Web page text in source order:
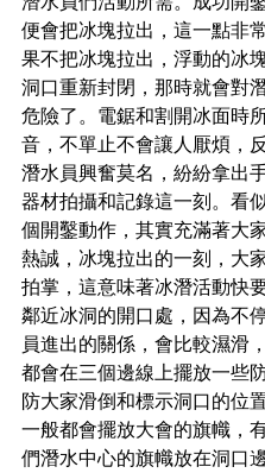
便會把冰塊拉出，這一點非
果不把冰塊拉出，浮動的冰
洞口重新封閉，那時就會對
危險了。電鋸和割開冰面時
音，不單止不會讓人厭煩，
潛水員興奮莫名，紛紛拿出
器材拍攝和記錄這一刻。看
個開鑿動作，其實充滿著大
熱誠，冰塊拉出的一刻，大
拍掌，這意味著冰潛活動快要
鄰近冰洞的開口處，因為不
員進出的關係，會比較濕滑
都會在三個邊線上擺放一些
防大家滑倒和標示洞口的位
一般都會擺放大會的旗幟，
們潛水中心的旗幟放在洞口